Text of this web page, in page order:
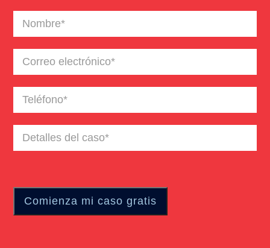
Nombre(Required)
Correo
electrónico(Required)
Teléfono(Required)
Detalles
del